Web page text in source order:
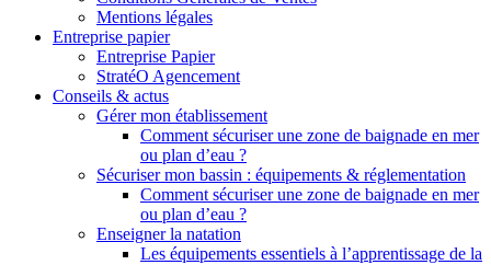
Mentions légales
Entreprise papier
Entreprise Papier
StratéO Agencement
Conseils & actus
Gérer mon établissement
Comment sécuriser une zone de baignade en mer
ou plan d’eau ?
Sécuriser mon bassin : équipements & réglementation
Comment sécuriser une zone de baignade en mer
ou plan d’eau ?
Enseigner la natation
Les équipements essentiels à l’apprentissage de la